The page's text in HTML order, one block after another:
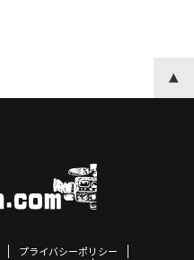
プライバシーポリシー